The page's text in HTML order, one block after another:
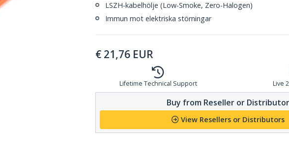
LSZH-kabelhölje (Low-Smoke, Zero-Halogen)
Immun mot elektriska störningar
€ 21,76 EUR
Lifetime Technical Support Live
Buy from Reseller or Distributor
View Resellers or Distributors